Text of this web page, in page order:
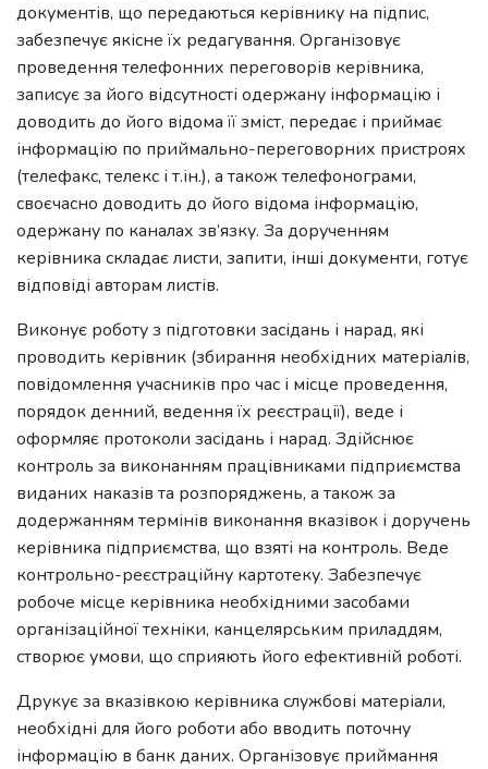
документів, що передаються керівнику на підпис,
забезпечує якісне їх редагування. Організовує
проведення телефонних переговорів керівника,
записує за його відсутності одержану інформацію і
доводить до його відома її зміст, передає і приймає
інформацію по приймально-переговорних пристроях
(телефакс, телекс і т.ін.), а також телефонограми,
своєчасно доводить до його відома інформацію,
одержану по каналах зв’язку. За дорученням
керівника складає листи, запити, інші документи, готує
відповіді авторам листів.
Виконує роботу з підготовки засідань і нарад, які
проводить керівник (збирання необхідних матеріалів,
повідомлення учасників про час і місце проведення,
порядок денний, ведення їх реєстрації), веде і
оформляє протоколи засідань і нарад. Здійснює
контроль за виконанням працівниками підприємства
виданих наказів та розпоряджень, а також за
додержанням термінів виконання вказівок і доручень
керівника підприємства, що взяті на контроль. Веде
контрольно-реєстраційну картотеку. Забезпечує
робоче місце керівника необхідними засобами
організаційної техніки, канцелярським приладдям,
створює умови, що сприяють його ефективній роботі.
Друкує за вказівкою керівника службові матеріали,
необхідні для його роботи або вводить поточну
інформацію в банк даних. Організовує приймання